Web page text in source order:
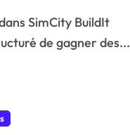
de gagner des...